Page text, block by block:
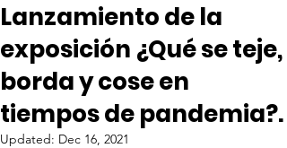
Lanzamiento de la
exposición ¿Qué se teje,
borda y cose en
tiempos de pandemia?.
Updated: Dec 16, 2021